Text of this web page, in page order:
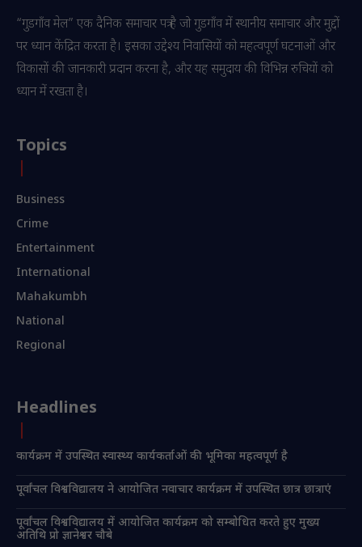
“गुडगाँव मेल” एक दैनिक समाचार पत्र है जो गुडगाँव में स्थानीय समाचार और मुद्दों
पर ध्यान केंद्रित करता है। इसका उद्देश्य निवासियों को महत्वपूर्ण घटनाओं और
विकासों की जानकारी प्रदान करना है, और यह समुदाय की विभिन्न रुचियों को
ध्यान में रखता है।
Topics
Business
Crime
Entertainment
International
Mahakumbh
National
Regional
Headlines
कार्यक्रम में उपस्थित स्वास्थ्य कार्यकर्ताओं की भूमिका महत्वपूर्ण है
पूर्वांचल विश्वविद्यालय ने आयोजित नवाचार कार्यक्रम में उपस्थित छात्र छात्राएं
पूर्वांचल विश्वविद्यालय में आयोजित कार्यक्रम को सम्बोधित करते हुए मुख्य
अतिथि प्रो ज्ञानेश्वर चौबे